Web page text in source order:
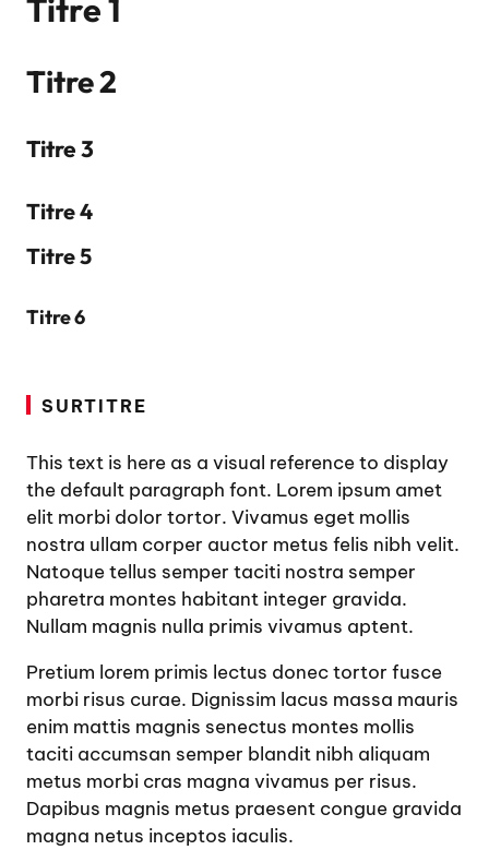
Titre 1
Titre 2
Titre 3
Titre 4
Titre 5
Titre 6
SURTITRE
This text is here as a visual reference to display
the default paragraph font. Lorem ipsum amet
elit morbi dolor tortor. Vivamus eget mollis
nostra ullam corper auctor metus felis nibh velit.
Natoque tellus semper taciti nostra semper
pharetra montes habitant integer gravida.
Nullam magnis nulla primis vivamus aptent.
Pretium lorem primis lectus donec tortor fusce
morbi risus curae. Dignissim lacus massa mauris
enim mattis magnis senectus montes mollis
taciti accumsan semper blandit nibh aliquam
metus morbi cras magna vivamus per risus.
Dapibus magnis metus praesent congue gravida
magna netus inceptos iaculis.